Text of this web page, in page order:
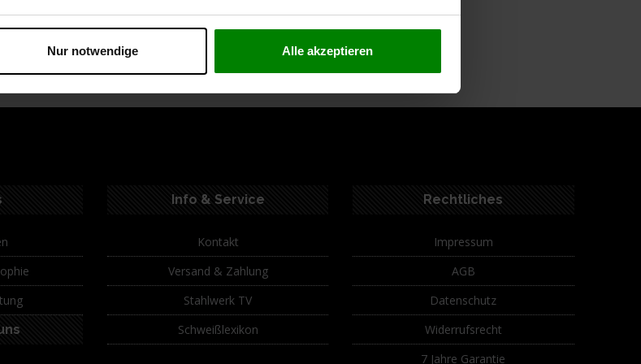
Nur notwendige Alle akzeptieren
Technische Daten Lieferumfang
Info & Service
Kontakt
Versand & Zahlung
Stahlwerk TV
Schweißlexikon
Rechtliches
Impressum
AGB
Datenschutz
Widerrufsrecht
7 Jahre Garantie